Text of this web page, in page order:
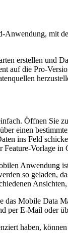
mit
erstellen und
auf die Pro-
Öffnen Sie
einen
ins Feld
Feature-Vorlage in
Anwendung
so geladen,
das Mobile Data
per E-Mail oder
haben,